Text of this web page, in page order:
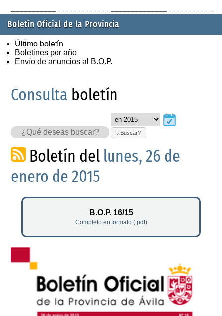
Boletín Oficial de la Provincia
Último boletín
Boletines por año
Envío de anuncios al B.O.P.
Consulta boletín
¿Buscar?
Boletín del lunes, 26 de
enero de 2015
B.O.P. 16/15
Completo en formato (.pdf)